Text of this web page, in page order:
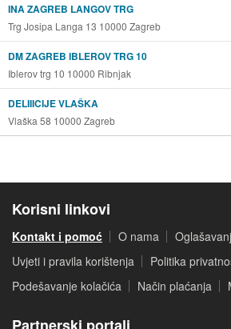
INA ZAGREB LANGOV TRG
Trg Josipa Langa 13 10000 Zagreb
DM ZAGREB IBLEROV TRG 10
Iblerov trg 10 10000 Ribnjak
DELIIICIJE VLAŠKA
Vlaška 58 10000 Zagreb
Korisni linkovi
Kontakt i pomoć O nama
Uvjeti i pravila korištenja
Politika
Podešavanje kolačića
Način plaćanja
Partnerski portali